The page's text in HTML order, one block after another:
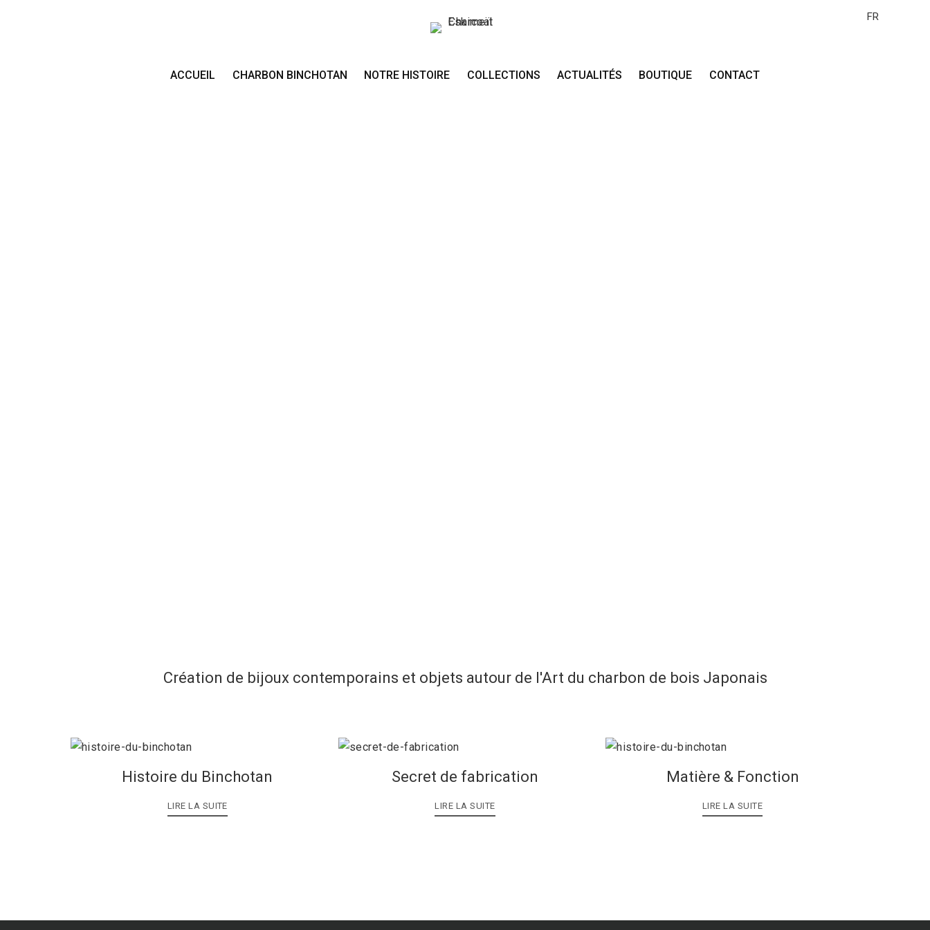
FR
ACCUEIL CHARBON BINCHOTAN NOTRE HISTOIRE COLLECTIONS ACTUALITÉS BOUTIQUE CONTACT
Création de bijoux contemporains et objets autour de l'Art du charbon de bois Japonais
Histoire du Binchotan
LIRE LA SUITE
Secret de fabrication
LIRE LA SUITE
Matière & Fonction
LIRE LA SUITE